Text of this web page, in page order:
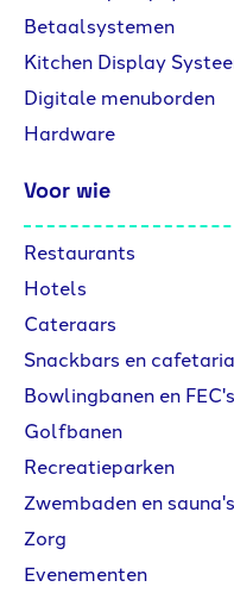
Betaalsystemen
Kitchen Display
Digitale menuborden
Hardware
Voor wie
Restaurants
Hotels
Cateraars
Snackbars en
Bowlingbanen en FEC's
Golfbanen
Recreatieparken
Zwembaden en sauna's
Zorg
Evenementen